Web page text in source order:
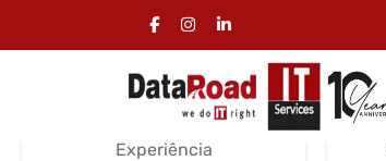
Instalação Cablagem
Informática
Serviços de instalação
Certificações /
Experiência